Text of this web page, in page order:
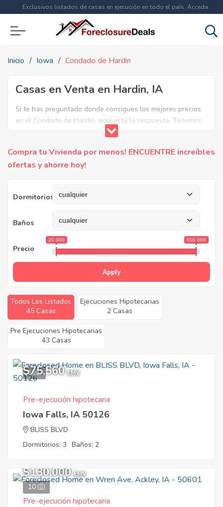
Exclusivos listados de casas en ejecución en todo el país. Acceda
ahora a
Inicio Iowa Condado de Hardin
Casas en Venta en Hardin, IA
Si te has preguntado donde consigues los mejores precios
en el Condado de Hardin, aquí está la respuesta. Tenemos
la lista mas completa de casas en venta en el condado de
Ahorra en grande y compra casas reposeídas en el
Condado de Hardin, IA.
Compra tu Vivienda por menos! ENCUENTRE increíbles
ofertas y ahorre hoy!
Dormitorios
Baños
Precio
20 000 600 000
Apply
Todos Los Listados
45 Casas
Ejecuciones Hipotecarias
2 Casas
Pre Ejecuciones Hipotecarias
43 Casas
1
$75,560 EMV
Pre-ejecución hipotecaria
Iowa Falls, IA 50126
BLISS BLVD
Dormitorios: 3 Baños: 2
10
$130,000 EMV
Pre-ejecución hipotecaria